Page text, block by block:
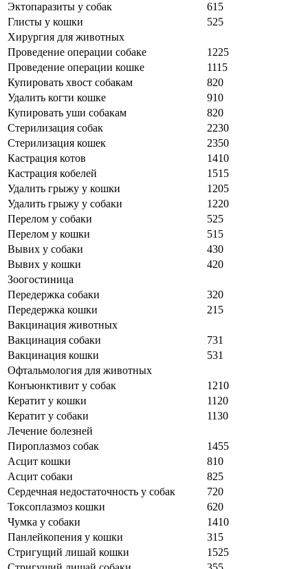
Эктопаразиты у собак
615
Глисты у кошки
525
Хирургия для животных
Проведение операции собаке
1225
Проведение операции кошке
1115
Купировать хвост собакам
820
Удалить когти кошке
910
Купировать уши собакам
820
Стерилизация собак
2230
Стерилизация кошек
2350
Кастрация котов
1410
Кастрация кобелей
1515
Удалить грыжу у кошки
1205
Удалить грыжу у собаки
1220
Перелом у собаки
525
Перелом у кошки
515
Вывих у собаки
430
Вывих у кошки
420
Зоогостиница
Передержка собаки
320
Передержка кошки
215
Вакцинация животных
Вакцинация собаки
731
Вакцинация кошки
531
Офтальмология для животных
Конъюнктивит у собак
1210
Кератит у кошки
1120
Кератит у собаки
1130
Лечение болезней
Пироплазмоз собак
1455
Асцит кошки
810
Асцит собаки
825
Сердечная недостаточность у собак
720
Токсоплазмоз кошки
620
Чумка у собаки
1410
Панлейкопения у кошки
315
Стригущий лишай кошки
1525